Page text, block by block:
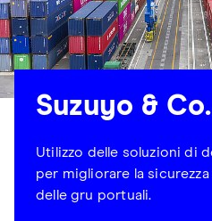
Suzuyo &
Utilizzo delle soluzioni di
per migliorare la
delle gru portuali.